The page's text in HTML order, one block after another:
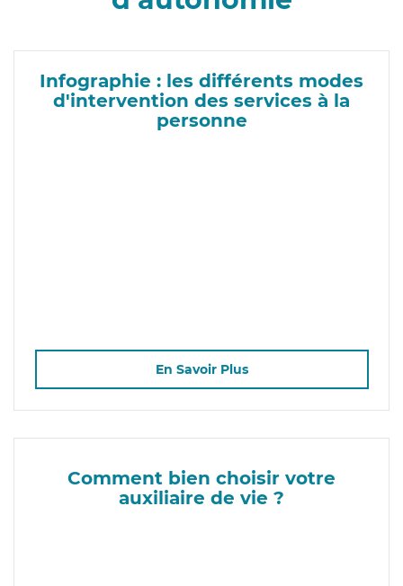
Infographie : les différents modes
d'intervention des services à la
personne
En Savoir Plus
Comment bien choisir votre
auxiliaire de vie ?